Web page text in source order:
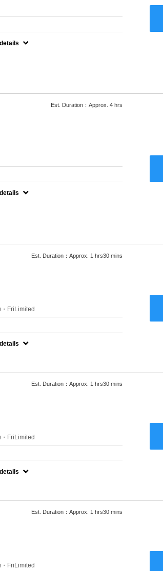
Est. Duration：Approx. 4 hrs
Est. Duration：Approx. 1 hrs30 mins
FriLimited
付き●次回以降は早期割引で10～20%off
Est. Duration：Approx. 1 hrs30 mins
FriLimited
付き●次回以降は早期割引で10～20%off
Est. Duration：Approx. 1 hrs30 mins
FriLimited